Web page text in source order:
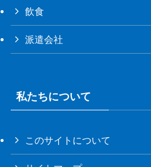
飲食
派遣会社
私たちについて
このサイトについて